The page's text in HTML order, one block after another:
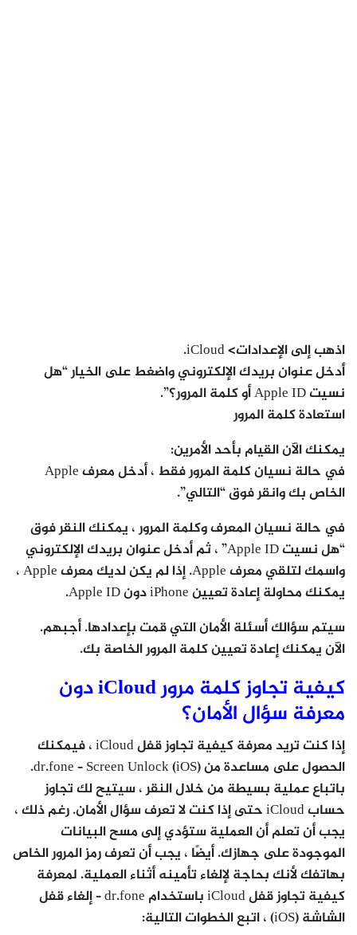
اذهب إلى الإعدادات> iCloud.
أدخل عنوان بريدك الإلكتروني واضغط على الخيار “هل
نسيت Apple ID أو كلمة المرور؟”.
استعادة كلمة المرور
يمكنك الآن القيام بأحد الأمرين:
في حالة نسيان كلمة المرور فقط ، أدخل معرف Apple
الخاص بك وانقر فوق “التالي”.
في حالة نسيان المعرف وكلمة المرور ، يمكنك النقر فوق
“هل نسيت Apple ID” ، ثم أدخل عنوان بريدك الإلكتروني
واسمك لتلقي معرف Apple. إذا لم يكن لديك معرف Apple ،
يمكنك محاولة إعادة تعيين iPhone دون Apple ID.
سيتم سؤالك أسئلة الأمان التي قمت بإعدادها. أجبهم.
الآن يمكنك إعادة تعيين كلمة المرور الخاصة بك.
كيفية تجاوز كلمة مرور iCloud دون
معرفة سؤال الأمان؟
إذا كنت تريد معرفة كيفية تجاوز قفل iCloud ، فيمكنك
الحصول على مساعدة من dr.fone – Screen Unlock (iOS).
باتباع عملية بسيطة من خلال النقر ، سيتيح لك تجاوز
حساب iCloud حتى إذا كنت لا تعرف سؤال الأمان. رغم ذلك ،
يجب أن تعلم أن العملية ستؤدي إلى مسح البيانات
الموجودة على جهازك. أيضًا ، يجب أن تعرف رمز المرور الخاص
بهاتفك لأنك بحاجة لإلغاء تأمينه أثناء العملية. لمعرفة
كيفية تجاوز قفل iCloud باستخدام dr.fone – إلغاء قفل
الشاشة (iOS) ، اتبع الخطوات التالية: